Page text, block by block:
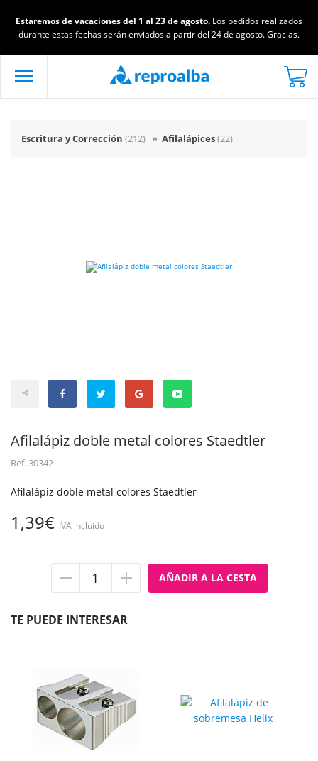
Estaremos de vacaciones del 1 al 23 de agosto. Los pedidos realizados
durante estas fechas serán enviados a partir del 24 de agosto. Gracias.
Escritura y Corrección (212) » Afilalápices(22)
Afilalápiz doble metal colores Staedtler
Ref.30342
Afilalápiz doble metal colores Staedtler
1,39€ IVA incluido
TE PUEDE INTERESAR